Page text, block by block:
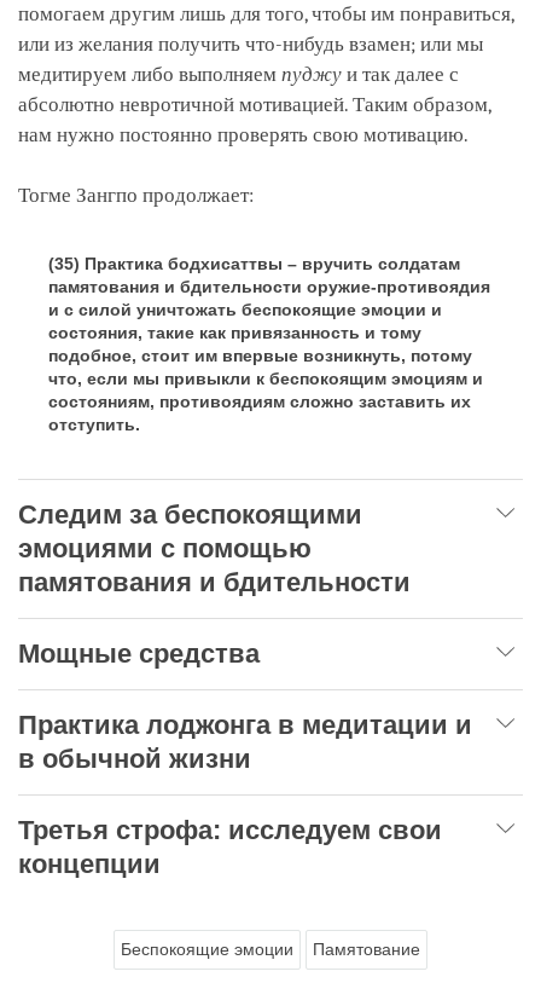
помогаем другим лишь для того, чтобы им понравиться,
или из желания получить что-нибудь взамен; или мы
медитируем либо выполняем пуджу и так далее с
абсолютно невротичной мотивацией. Таким образом,
нам нужно постоянно проверять свою мотивацию.
Тогме Зангпо продолжает:
(35) Практика бодхисаттвы – вручить солдатам
памятования и бдительности оружие-противоядия
и с силой уничтожать беспокоящие эмоции и
состояния, такие как привязанность и тому
подобное, стоит им впервые возникнуть, потому
что, если мы привыкли к беспокоящим эмоциям и
состояниям, противоядиям сложно заставить их
отступить.
Следим за беспокоящими
эмоциями с помощью
памятования и бдительности
Мощные средства
Практика лоджонга в медитации и
в обычной жизни
Третья строфа: исследуем свои
концепции
Беспокоящие эмоции Памятование